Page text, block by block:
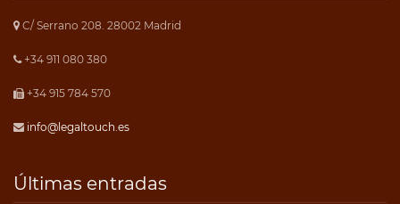
C/ Serrano 208. 28002 Madrid
+34 911 080 380
+34 915 784 570
info@legaltouch.es
Últimas entradas